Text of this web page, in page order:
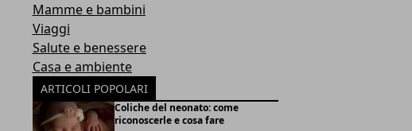
Mamme e bambini
Viaggi
Salute e benessere
Casa e ambiente
ARTICOLI POPOLARI
Coliche del neonato: come
riconoscerle e cosa fare